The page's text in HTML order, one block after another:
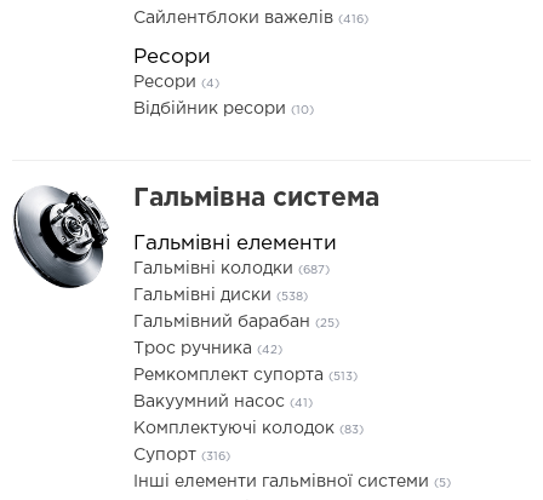
Сайлентблоки важелів (416)
Ресори
Ресори (4)
Відбійник ресори (10)
Гальмівна система
Гальмівні елементи
Гальмівні колодки (687)
Гальмівні диски (538)
Гальмівний барабан (25)
Трос ручника (42)
Ремкомплект супорта (513)
Вакуумний насос (41)
Комплектуючі колодок (83)
Супорт (316)
Інші елементи гальмівної системи (5)